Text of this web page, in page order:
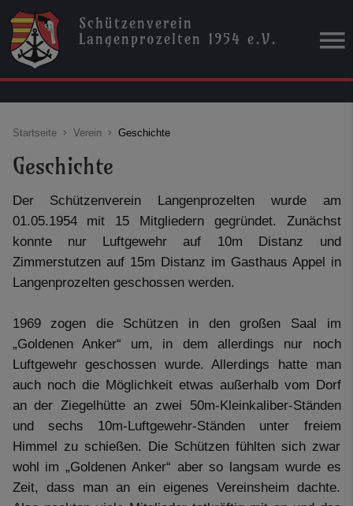
Schützenverein
Langenprozelten 1954 e.V.
Startseite Verein Geschichte
Geschichte
Der Schützenverein Langenprozelten wurde am
01.05.1954 mit 15 Mitgliedern gegründet. Zunächst
konnte nur Luftgewehr auf 10m Distanz und
Zimmerstutzen auf 15m Distanz im Gasthaus Appel in
Langenprozelten geschossen werden.
1969 zogen die Schützen in den großen Saal im
„Goldenen Anker“ um, in dem allerdings nur noch
Luftgewehr geschossen wurde. Allerdings hatte man
auch noch die Möglichkeit etwas außerhalb vom Dorf
an der Ziegelhütte an zwei 50m-Kleinkaliber-Ständen
und sechs 10m-Luftgewehr-Ständen unter freiem
Himmel zu schießen. Die Schützen fühlten sich zwar
wohl im „Goldenen Anker“ aber so langsam wurde es
Zeit, dass man an ein eigenes Vereinsheim dachte.